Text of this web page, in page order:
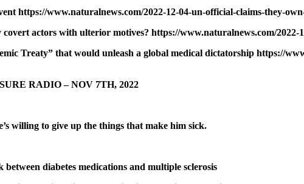
https://www.naturalnews.com/2022-12-04-un-official-claims-they-
actors with ulterior motives? https://www.naturalnews.com/
Treaty” that would unleash a global medical dictatorship https://
RADIO – NOV 7TH, 2022
willing to give up the things that make him sick.
diabetes medications and multiple sclerosis